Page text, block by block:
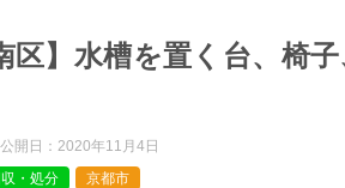
区】水槽を置く台、椅
公開日： 2020年11月4日
・処分 京都市